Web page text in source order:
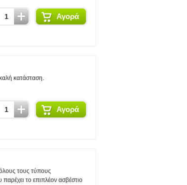
Αγορά
κατάσταση.
Αγορά
τους τύπους
το επιπλέον ασβέστιο